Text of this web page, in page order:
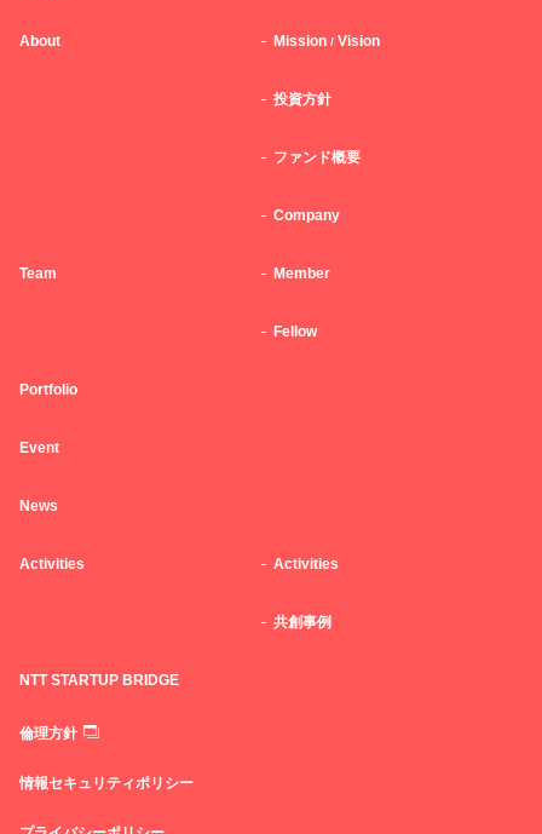
About Mission / Vision
投資方針
ファンド概要
Company
Team Member
Fellow
Portfolio
Event
News
Activities Activities
共創事例
NTT STARTUP BRIDGE
倫理方針
情報セキュリティポリシー